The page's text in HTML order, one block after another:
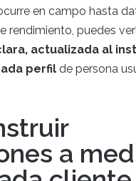
en campo hasta
rendimiento, puedes
actualizada al
perfil de persona
a